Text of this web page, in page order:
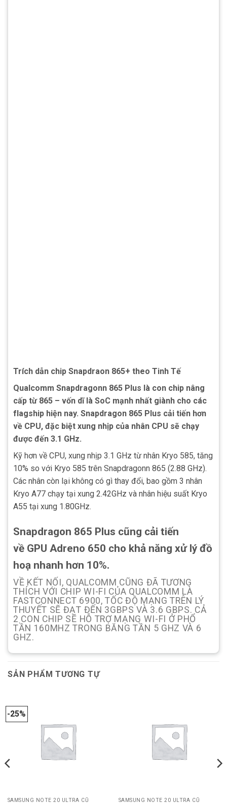
Trích dẫn chip Snapdraon 865+ theo Tinh Tế
Qualcomm Snapdragonn 865 Plus là con chip nâng
cấp từ 865 – vốn dĩ là SoC mạnh nhất giành cho các
flagship hiện nay. Snapdragon 865 Plus cải tiến hơn
về CPU, đặc biệt xung nhịp của nhân CPU sẽ chạy
được đến 3.1 GHz.
Kỹ hơn về CPU, xung nhịp 3.1 GHz từ nhân Kryo 585, tăng
10% so với Kryo 585 trên Snapdragonn 865 (2.88 GHz).
Các nhân còn lại không có gì thay đổi, bao gồm 3 nhân
Kryo A77 chạy tại xung 2.42GHz và nhân hiệu suất Kryo
A55 tại xung 1.80GHz.
Snapdragon 865 Plus cũng cải tiến
về GPU Adreno 650 cho khả năng xử lý đồ
hoạ nhanh hơn 10%.
VỀ KẾT NỐI, QUALCOMM CŨNG ĐÃ TƯƠNG
THÍCH VỚI CHIP WI-FI CỦA QUALCOMM LÀ
FASTCONNECT 6900, TỐC ĐỘ MẠNG TRÊN LÝ
THUYẾT SẼ ĐẠT ĐẾN 3GBPS VÀ 3.6 GBPS. CẢ
2 CON CHIP SẼ HỖ TRỢ MẠNG WI-FI Ở PHỔ
TẦN 160MHZ TRONG BĂNG TẦN 5 GHZ VÀ 6
GHZ.
SẢN PHẨM TƯƠNG TỰ
-25%
SAMSUNG NOTE 20 ULTRA CŨ SAMSUNG NOTE 20 ULTRA CŨ